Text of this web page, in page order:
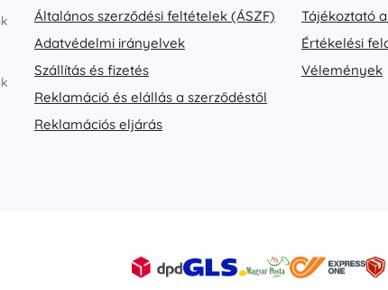
Általános szerződési feltételek (ÁSZF)
Adatvédelmi irányelvek
Szállítás és fizetés
Reklamáció és elállás a szerződéstől
Reklamációs eljárás
Tájékoztató
Értékelési
Vélemények